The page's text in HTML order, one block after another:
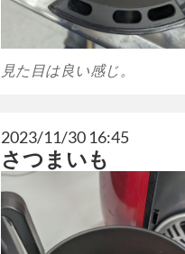
見た目は良い感じ。
2023/11/30 16:45
さつまいも